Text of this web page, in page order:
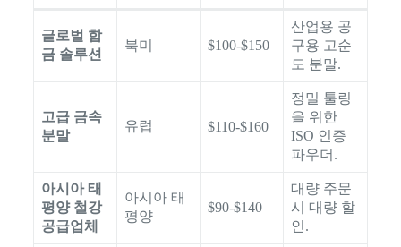
글로벌 합
금 솔루션
북미 $100-$150
산업용 공
구용 고순
도 분말.
고급 금속
분말
유럽 $110-$160
정밀 툴링
을 위한
ISO 인증
파우더.
아시아 태
평양 철강
공급업체
아시아 태
평양
$90-$140
대량 주문
시 대량 할
인.